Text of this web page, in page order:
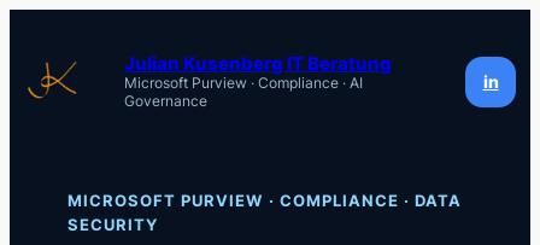
Inhalt
springen
Julian Kusenberg IT Beratung
Microsoft Purview · Compliance · AI
Governance
in
MICROSOFT PURVIEW · COMPLIANCE · DATA
SECURITY